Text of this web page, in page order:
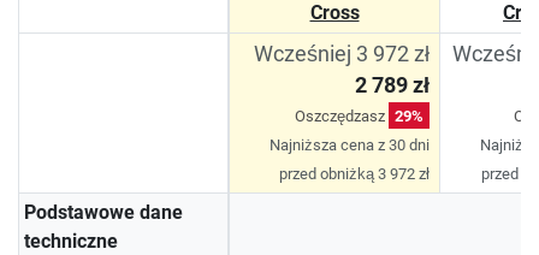
Cross
Wcześniej 3 972 zł
2 789 zł
Oszczędzasz 29%
Najniższa cena z 30 dni
przed obniżką 3 972 zł
przed
Podstawowe dane
techniczne